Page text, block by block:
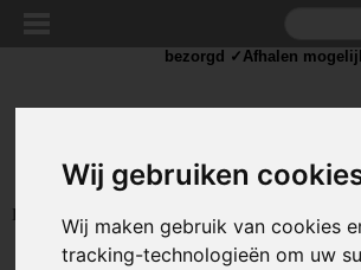
Wij gebruiken
Wij maken gebruik van cookies
tracking-technologieën om uw
Inloggen Registreren
bezorgd ✓Afhalen